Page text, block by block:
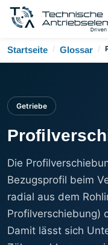
Startseite / Glossar /
Getriebe
Die
Bezugsprofil beim
radial aus dem
Profilverschiebung)
Damit lässt sich